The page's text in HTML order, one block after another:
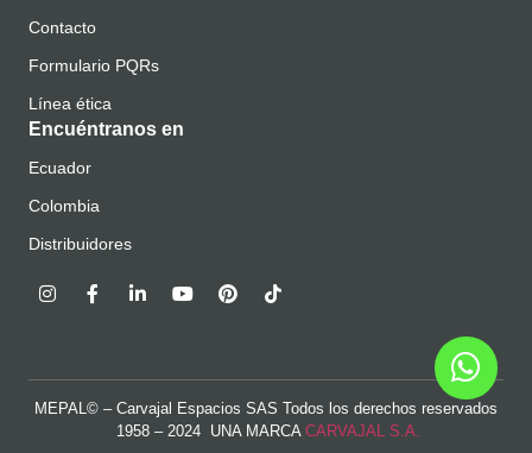
Contacto
Formulario PQRs
Línea ética
Encuéntranos en
Ecuador
Colombia
Distribuidores
MEPAL© – Carvajal Espacios SAS Todos los derechos reservados
1958 – 2024 UNA MARCA CARVAJAL S.A.